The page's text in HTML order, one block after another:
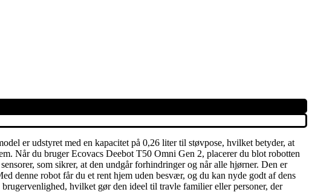
er udstyret med en kapacitet på 0,26 liter til støvpose, hvilket betyder, at
Når du bruger Ecovacs Deebot T50 Omni Gen 2, placerer du blot robotten
som sikrer, at den undgår forhindringer og når alle hjørner. Den er
denne robot får du et rent hjem uden besvær, og du kan nyde godt af dens
hvilket gør den ideel til travle familier eller personer, der